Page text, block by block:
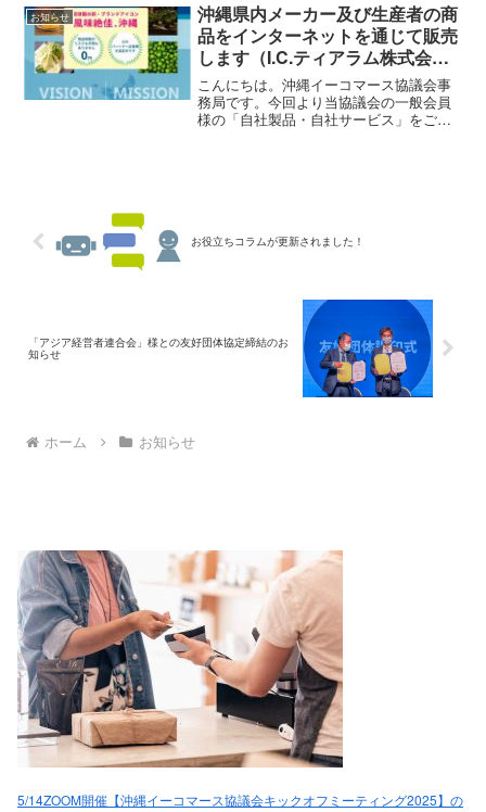
お知らせ
沖縄県内メーカー及び生産者の商
品をインターネットを通じて販売
します（I.C.ティアラム株式会
社）
こんにちは。沖縄イーコマース協議会事
務局です。今回より当協議会の一般会員
様の「自社製品・自社サービス」をご紹
お役立ちコラムが更新されました！
「アジア経営者連合会」様との友好団体協定締結のお
知らせ
ホーム お知らせ
5/14ZOOM開催【沖縄イーコマース協議会キックオフミーティング2025】の